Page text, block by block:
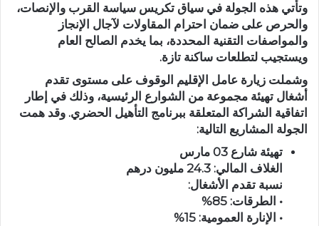
وتأتي هذه الجولة في سياق تكريس سياسة القرب والإنصات،
والحرص على ضمان احترام المقاولات لآجال الإنجاز
والمواصفات التقنية المحددة، بما يخدم الصالح العام
ويستجيب لتطلعات ساكنة تازة.
وشملت زيارة عامل الإقليم الوقوف على مستوى تقدم
أشغال تهيئة مجموعة من الشوارع الرئيسية، وذلك في إطار
اتفاقية الشراكة المتعلقة ببرنامج التأهيل الحضري. وقد همت
الجولة المشاريع التالية:
تهيئة شارع 03 مارس
الغلاف المالي: 24.3 مليون درهم
نسبة تقدم الأشغال:
• الطرقات: 85%
• الإنارة العمومية: 15%